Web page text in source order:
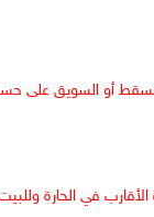
أو السويق على
الأقارب في الحارة